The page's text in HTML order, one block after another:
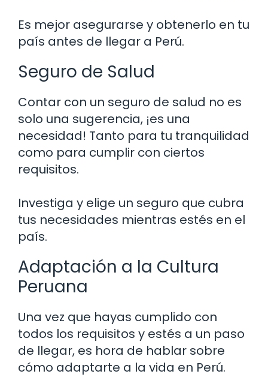
Es mejor asegurarse y obtenerlo en tu
país antes de llegar a Perú.
Seguro de Salud
Contar con un seguro de salud no es
solo una sugerencia, ¡es una
necesidad! Tanto para tu tranquilidad
como para cumplir con ciertos
requisitos.
Investiga y elige un seguro que cubra
tus necesidades mientras estés en el
país.
Adaptación a la Cultura
Peruana
Una vez que hayas cumplido con
todos los requisitos y estés a un paso
de llegar, es hora de hablar sobre
cómo adaptarte a la vida en Perú.